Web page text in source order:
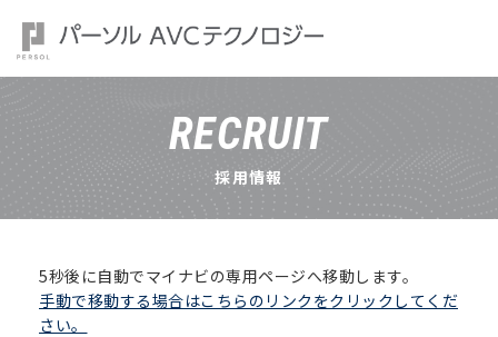
RECRUIT
採用情報
5秒後に自動でマイナビの専用ページへ移動します。
手動で移動する場合はこちらのリンクをクリックしてくだ
さい。